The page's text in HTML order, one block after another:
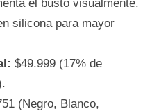
el busto visualmente.
silicona para mayor
$49.999 (17% de
(Negro, Blanco,